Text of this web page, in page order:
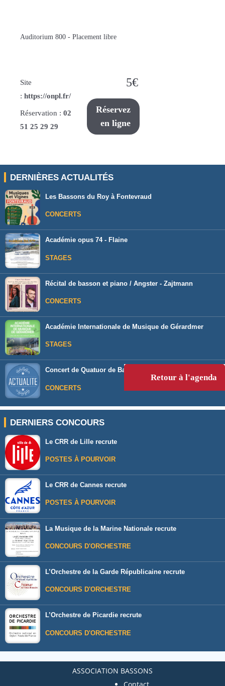
Auditorium 800 - Placement libre
Site
: https://onpl.fr/
Réservation : 02
51 25 29 29
5€
Réservez
en ligne
Retour à l'agenda
DERNIÈRES ACTUALITÉS
Les Bassons du Roy à Fontevraud
CONCERTS
Académie opus 74 - Flaine
STAGES
Récital de basson et piano / Angster - Zajtmann
CONCERTS
Académie Internationale de Musique de Gérardmer
STAGES
Concert de Quatuor de Bassons à Palavas-les-Flots
CONCERTS
DERNIERS CONCOURS
Le CRR de Lille recrute
POSTES À POURVOIR
Le CRR de Cannes recrute
POSTES À POURVOIR
La Musique de la Marine Nationale recrute
CONCOURS D'ORCHESTRE
L’Orchestre de la Garde Républicaine recrute
CONCOURS D'ORCHESTRE
L’Orchestre de Picardie recrute
CONCOURS D'ORCHESTRE
ASSOCIATION BASSONS
Contact